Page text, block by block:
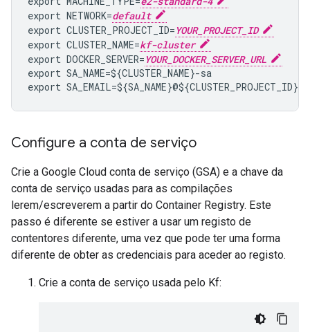
export NETWORK=default
export CLUSTER_PROJECT_ID= YOUR_PROJECT_ID
export CLUSTER_NAME=kf-cluster
export DOCKER_SERVER= YOUR_DOCKER_SERVER_URL
export SA_NAME=${CLUSTER_NAME}-sa
export
Configure a conta de serviço
Crie a Google Cloud conta de serviço (GSA) e a chave da
conta de serviço usadas para as compilações
lerem/escreverem a partir do Container Registry. Este
passo é diferente se estiver a usar um registo de
contentores diferente, uma vez que pode ter uma forma
diferente de obter as credenciais para aceder ao registo.
Crie a conta de serviço usada pelo Kf: